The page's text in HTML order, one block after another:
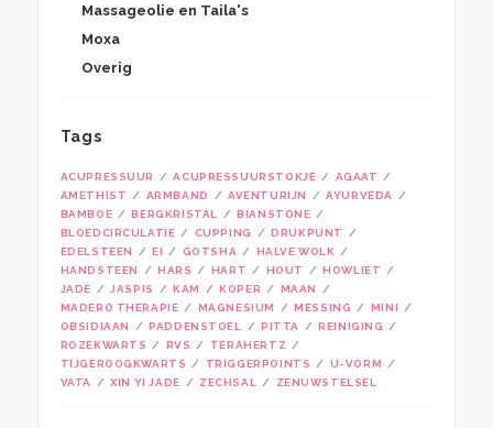
Massageolie en Taila's
Moxa
Overig
Tags
ACUPRESSUUR ACUPRESSUURSTOKJE
AGAAT
AMETHIST
ARMBAND AVENTURIJN
AYURVEDA
BAMBOE
BERGKRISTAL
BIANSTONE
BLOEDCIRCULATIE
CUPPING
DRUKPUNT
EDELSTEEN
EI GOTSHA
HALVE WOLK
HANDSTEEN
HARS HART HOUT
HOWLIET
JADE
JASPIS KAM KOPER
MAAN
MADERO THERAPIE
MAGNESIUM MESSING
MINI
OBSIDIAAN
PADDENSTOEL PITTA
REINIGING
ROZEKWARTS
RVS
TERAHERTZ
TIJGEROOGKWARTS
TRIGGERPOINTS
U-VORM
VATA
XIN YI JADE ZECHSAL ZENUWSTELSEL